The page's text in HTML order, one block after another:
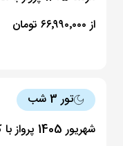
از ۶۶٬۹۹۰٬۰۰۰ تومان
تور 3 شب
شهریور 1405 پرواز با کاسپین